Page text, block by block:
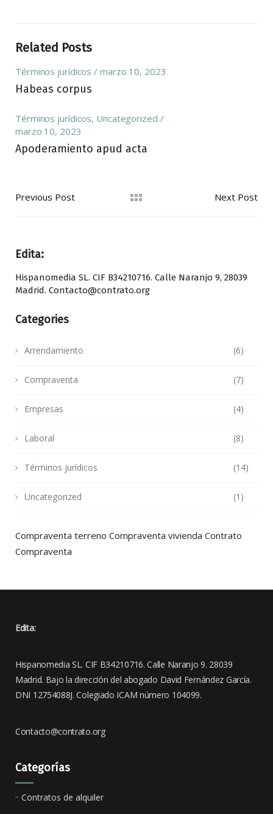
Related Posts
Términos jurídicos marzo 10, 2023
Habeas corpus
Términos jurídicos, Uncategorized
marzo 10, 2023
Apoderamiento apud acta
Previous Post Next Post
Edita:
Hispanomedia SL. CIF B34210716. Calle Naranjo 9, 28039
Madrid. Contacto@contrato.org
Categories
Arrendamiento (6)
Compraventa (7)
Empresas (4)
Laboral (8)
Términos jurídicos (14)
Uncategorized (1)
Compraventa terreno Compraventa vivienda Contrato
Compraventa
Edita:
Hispanomedia SL. CIF B34210716. Calle Naranjo 9. 28039
Madrid. Bajo la dirección del abogado David Fernández García.
DNI 12754088J. Colegiado ICAM número 104099.
Contacto@contrato.org
Categorías
Contratos de alquiler